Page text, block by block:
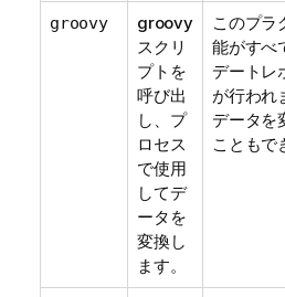
groovy
groovy
スクリ
プトを
呼び出
し、プ
ロセス
で使用
してデ
ータを
変換し
ます。
このプ
能がすべ
デートレ
が行われ
データを
こともで